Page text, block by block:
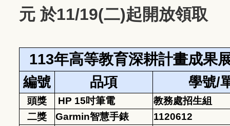
元 於11/19(二)起開放領取
113年高等教育深耕計畫成果
編號 品項 學號/
頭獎 HP 15吋筆電
教務處招生組
二獎
Garmin智慧手錶
1120612